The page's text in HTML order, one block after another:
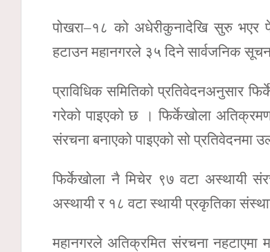
पोखरा–१८ को अधेरीकुनादेखि सुरु भएर
हटाउन महानगरले ३५ दिने सार्वजनिक
प्राविधिक समितिको प्रतिवेदनअनुसार
गरेको पाइएको छ । फिर्केखोला
संरचना बनाएको पाइएको सो प्रतिवेदनमा
फिर्केखोला नै मिचेर ९७ वटा अस्थायी
अस्थायी र १८ वटा स्थायी प्रकृतिका
महानगरले अतिक्रमित संरचना नहटाएमा